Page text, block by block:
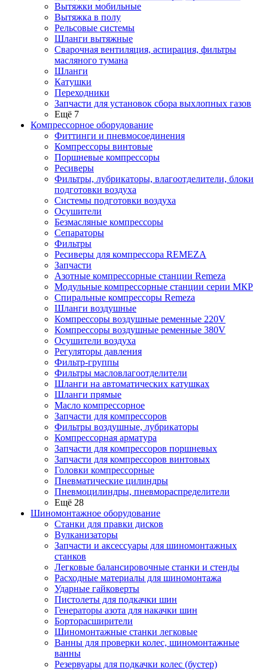
Вытяжки мобильные
Вытяжка в полу
Рельсовые системы
Шланги вытяжные
Сварочная вентиляция, аспирация, фильтры
масляного тумана
Шланги
Катушки
Переходники
Запчасти для установок сбора выхлопных газов
Ещё 7
Компрессорное оборудование
Фиттинги и пневмосоединения
Компрессоры винтовые
Поршневые компрессоры
Ресиверы
Фильтры, лубрикаторы, влагоотделители, блоки
подготовки воздуха
Системы подготовки воздуха
Осушители
Безмасляные компрессоры
Сепараторы
Фильтры
Ресиверы для компрессора REMEZA
Запчасти
Азотные компрессорные станции Remeza
Модульные компрессорные станции серии МКР
Спиральные компрессоры Remeza
Шланги воздушные
Компрессоры воздушные ременные 220V
Компрессоры воздушные ременные 380V
Осушители воздуха
Регуляторы давления
Фильтр-группы
Фильтры масловлагоотделители
Шланги на автоматических катушках
Шланги прямые
Масло компрессорное
Запчасти для компрессоров
Фильтры воздушные, лубрикаторы
Компрессорная арматура
Запчасти для компрессоров поршневых
Запчасти для компрессоров винтовых
Головки компрессорные
Пневматические цилиндры
Пневмоцилиндры, пневмораспределители
Ещё 28
Шиномонтажное оборудование
Станки для правки дисков
Вулканизаторы
Запчасти и аксессуары для шиномонтажных
станков
Легковые балансировочные станки и стенды
Расходные материалы для шиномонтажа
Ударные гайковерты
Пистолеты для подкачки шин
Генераторы азота для накачки шин
Борторасширители
Шиномонтажные станки легковые
Ванны для проверки колес, шиномонтажные
ванны
Резервуары для подкачки колес (бустер)